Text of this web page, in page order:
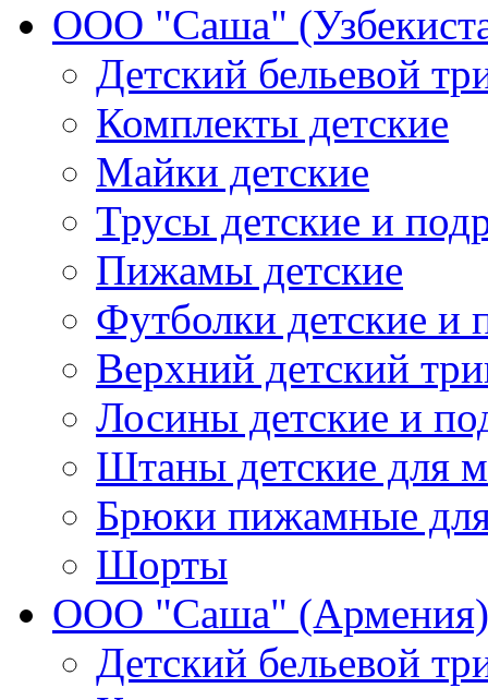
ООО "Саша"
Детский бельевой
Комплекты детские
Майки детские
Трусы детские и
Пижамы детские
Футболки детские и
Верхний детский
Лосины детские и
Штаны детские для
Брюки пижамные для
Шорты
ООО "Саша" (Армения)
Детский бельевой